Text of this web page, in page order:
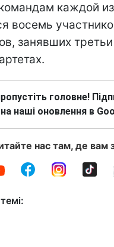
каждой
восемь
занявших
головне!
на наші оновлення в
нас там, де вам